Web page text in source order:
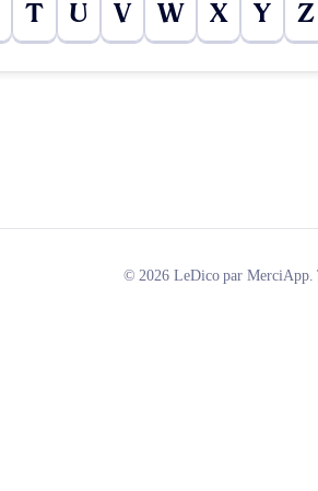
T U V W X Y Z
© 2026 LeDico par MerciApp.